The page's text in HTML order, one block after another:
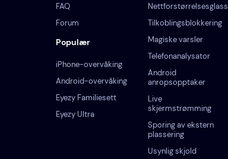
FAQ
Forum
Populær
iPhone-overvåking
Android-overvåking
Eyezy Familiesett
Eyezy Ultra
Nettforstørrelsesglass
Tilkoblingsblokkering
Magiske varsler
Telefonanalysator
Android
anropsopptaker
Live
skjermstrømming
Sporing av ekstern
plassering
Usynlig skjold